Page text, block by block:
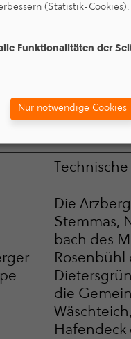
Die
Stemmas,
bach des
die
Hafendeck
(Statistik-
Funktionalitäten der
Nur notwendige Cookies